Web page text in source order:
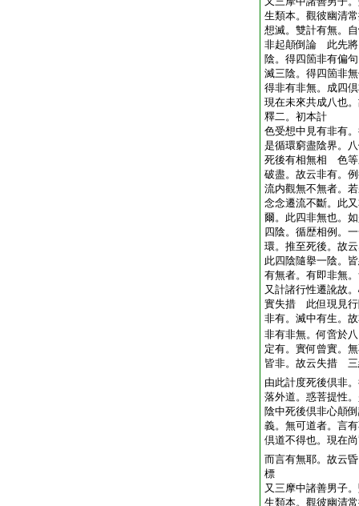
生類本。觀彼幽清
想滅。雙計有無。
非起顛倒論 此先將
陰。得四箇非有偏
滅三陰。得四箇非
得非有非無。成四
現在未來共成八也
釋二。初本計
色受想中見有非有
是循環窮盡陰界。
死後有相無相 色等
破盡。故云非有。
流内觀無不無者。
念念遷流不斷。此
爾。此四非無也。
四陰。循歴相例。
環。推至死後。故
此四陰隨擧一陰。
有無者。有即非無
又計諸行性遷訛故
實失措 此但現見行
非有。滅中有生。
非有非無。何啻於
定有。實何曾實。
皆非。故云失措
由此計度死後倶非
落外道。惑菩提性
陰中死後倶非心顛
義。無可道者。言
倶道不得也。現在
而言有無耶。故云昏
標
又三摩中諸善男子
生類本。觀彼幽清